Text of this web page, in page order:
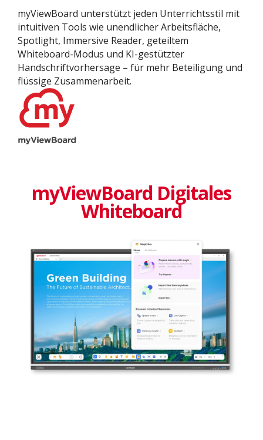
myViewBoard unterstützt jeden Unterrichtsstil mit
intuitiven Tools wie unendlicher Arbeitsfläche,
Spotlight, Immersive Reader, geteiltem
Whiteboard-Modus und KI-gestützter
Handschriftvorhersage – für mehr Beteiligung und
flüssige Zusammenarbeit.
myViewBoard Digitales
Whiteboard